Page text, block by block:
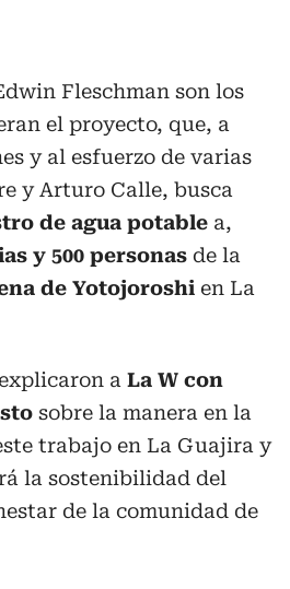
Fleschman son los
el proyecto, que, a
y al esfuerzo de varias
y Arturo Calle, busca
de agua potable a,
y 500 personas de la
de Yotojoroshi en La
a La W con
sobre la manera en la
trabajo en La Guajira y
la sostenibilidad del
de la comunidad de